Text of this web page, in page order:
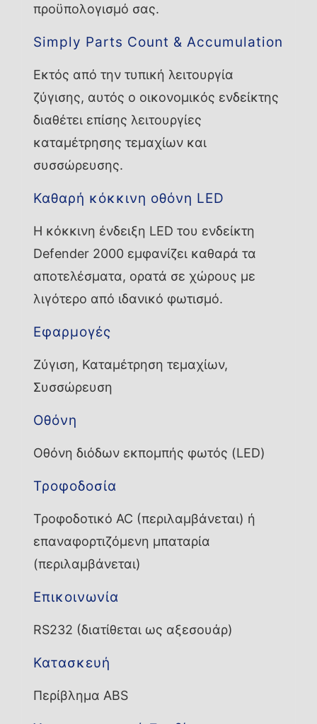
προϋπολογισμό σας.
Simply Parts Count & Accumulation
Εκτός από την τυπική λειτουργία
ζύγισης, αυτός ο οικονομικός ενδείκτης
διαθέτει επίσης λειτουργίες
καταμέτρησης τεμαχίων και
συσσώρευσης.
Καθαρή κόκκινη οθόνη LED
Η κόκκινη ένδειξη LED του ενδείκτη
Defender 2000 εμφανίζει καθαρά τα
αποτελέσματα, ορατά σε χώρους με
λιγότερο από ιδανικό φωτισμό.
Εφαρμογές
Ζύγιση, Καταμέτρηση τεμαχίων,
Συσσώρευση
Οθόνη
Οθόνη διόδων εκπομπής φωτός (LED)
Τροφοδοσία
Τροφοδοτικό AC (περιλαμβάνεται) ή
επαναφορτιζόμενη μπαταρία
(περιλαμβάνεται)
Επικοινωνία
RS232 (διατίθεται ως αξεσουάρ)
Κατασκευή
Περίβλημα ABS